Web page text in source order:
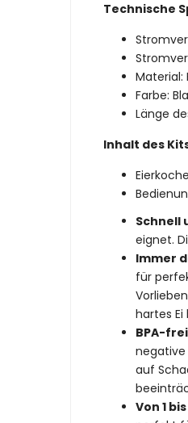
Technische
Material:
Farbe:
Länge
Inhalt des
Schnell
eignet.
Immer
für
hartes Ei
BPA-frei
negative
auf
Von 1